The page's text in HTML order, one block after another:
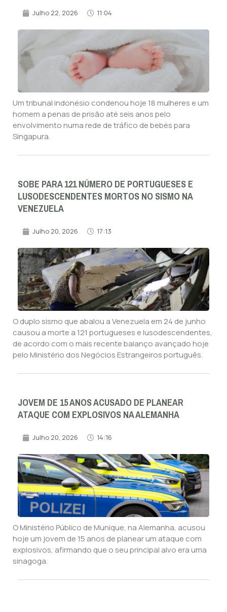
Julho 22, 2026 11:04
Um tribunal indonésio condenou hoje 18 mulheres e um
homem a penas de prisão até seis anos pelo
envolvimento numa rede de tráfico de bebés para
Singapura.
SOBE PARA 121 NÚMERO DE PORTUGUESES E
LUSODESCENDENTES MORTOS NO SISMO NA
VENEZUELA
Julho 20, 2026 17:13
O duplo sismo que abalou a Venezuela em 24 de junho
causou a morte a 121 portugueses e lusodescendentes,
de acordo com o mais recente balanço avançado hoje
pelo Ministério dos Negócios Estrangeiros português.
JOVEM DE 15 ANOS ACUSADO DE PLANEAR
ATAQUE COM EXPLOSIVOS NA ALEMANHA
Julho 20, 2026 14:16
O Ministério Público de Munique, na Alemanha, acusou
hoje um jovem de 15 anos de planear um ataque com
explosivos, afirmando que o seu principal alvo era uma
sinagoga.